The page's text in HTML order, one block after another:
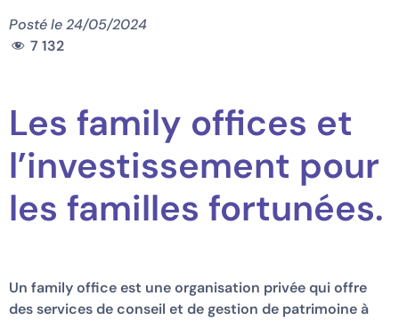
Posté le24/05/2024
7 132
Les family offices et
l’investissement pour
les familles fortunées.
Un family office est une organisation privée qui offre
des services de conseil et de gestion de patrimoine à